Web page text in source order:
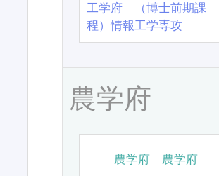
工学府 （博士前期課
程）情報工学専攻
農学府
農学府 農学府